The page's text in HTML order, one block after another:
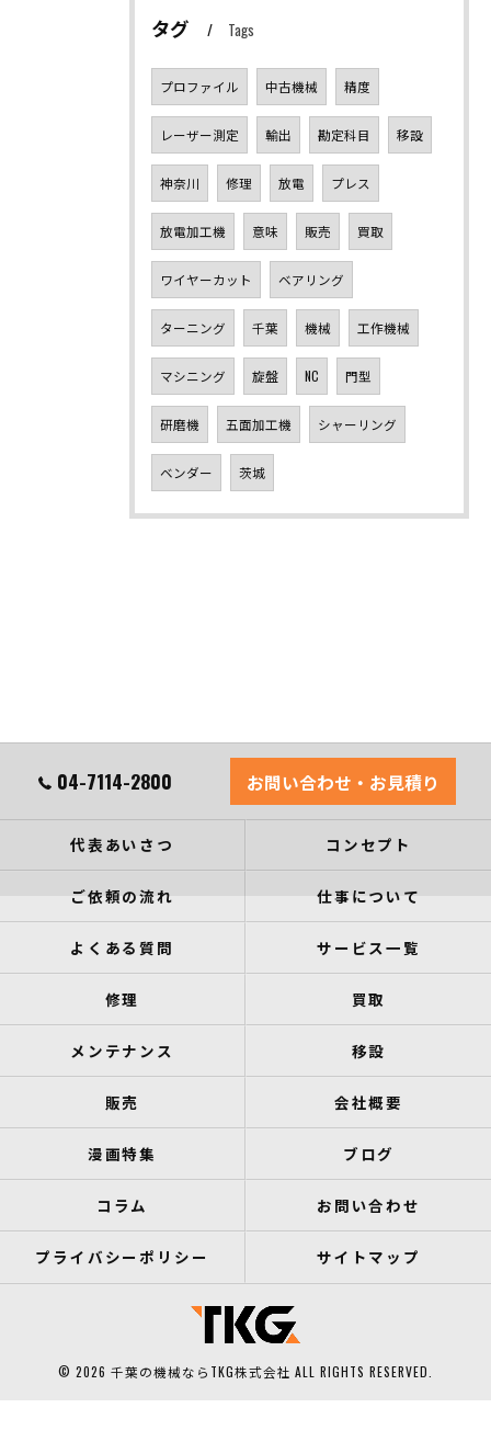
タグ Tags
プロファイル 中古機械 精度
レーザー測定 輸出 勘定科目 移設
神奈川 修理 放電 プレス
放電加工機 意味 販売 買取
ワイヤーカット ベアリング
ターニング 千葉 機械 工作機械
マシニング 旋盤 NC 門型
研磨機 五面加工機 シャーリング
ベンダー 茨城
04-7114-2800 お問い合わせ・お見積り
代表あいさつ コンセプト
ご依頼の流れ 仕事について
よくある質問 サービス一覧
修理 買取
メンテナンス 移設
販売 会社概要
漫画特集 ブログ
コラム お問い合わせ
プライバシーポリシー サイトマップ
© 2026 千葉の機械ならTKG株式会社 ALL RIGHTS RESERVED.